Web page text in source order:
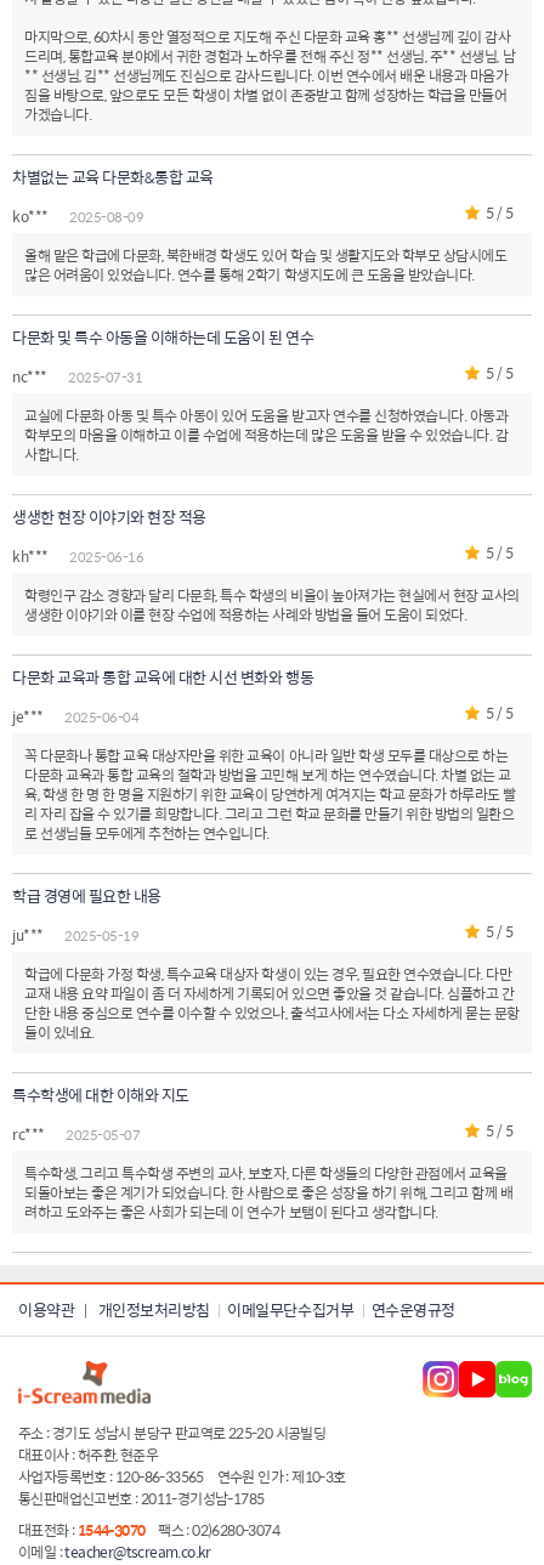
마지막으로, 60차시 동안 열정적으로 지도해 주신 다문화 교육 홍** 선생님께 깊이 감사
드리며, 통합교육 분야에서 귀한 경험과 노하우를 전해 주신 정** 선생님, 주** 선생님, 남
** 선생님, 김** 선생님께도 진심으로 감사드립니다. 이번 연수에서 배운 내용과 마음가
짐을 바탕으로, 앞으로도 모든 학생이 차별 없이 존중받고 함께 성장하는 학급을 만들어
가겠습니다.
차별없는 교육 다문화&통합 교육
ko*** 2025-08-09
5 / 5
올해 맡은 학급에 다문화, 북한배경 학생도 있어 학습 및 생활지도와 학부모 상담시에도
많은 어려움이 있었습니다. 연수를 통해 2학기 학생지도에 큰 도움을 받았습니다.
다문화 및 특수 아동을 이해하는데 도움이 된 연수
nc*** 2025-07-31
5 / 5
교실에 다문화 아동 및 특수 아동이 있어 도움을 받고자 연수를 신청하였습니다. 아동과
학부모의 마음을 이해하고 이를 수업에 적용하는데 많은 도움을 받을 수 있었습니다. 감
사합니다.
생생한 현장 이야기와 현장 적용
kh*** 2025-06-16
5 / 5
학령인구 감소 경향과 달리 다문화, 특수 학생의 비율이 높아져가는 현실에서 현장 교사의
생생한 이야기와 이를 현장 수업에 적용하는 사례와 방법을 들어 도움이 되었다.
다문화 교육과 통합 교육에 대한 시선 변화와 행동
je*** 2025-06-04
5 / 5
꼭 다문화나 통합 교육 대상자만을 위한 교육이 아니라 일반 학생 모두를 대상으로 하는
다문화 교육과 통합 교육의 철학과 방법을 고민해 보게 하는 연수였습니다. 차별 없는 교
육, 학생 한 명 한 명을 지원하기 위한 교육이 당연하게 여겨지는 학교 문화가 하루라도 빨
리 자리 잡을 수 있기를 희망합니다. 그리고 그런 학교 문화를 만들기 위한 방법의 일환으
로 선생님들 모두에게 추천하는 연수입니다.
학급 경영에 필요한 내용
ju*** 2025-05-19
5 / 5
학급에 다문화 가정 학생, 특수교육 대상자 학생이 있는 경우, 필요한 연수였습니다. 다만
교재 내용 요약 파일이 좀 더 자세하게 기록되어 있으면 좋았을 것 같습니다. 심플하고 간
단한 내용 중심으로 연수를 이수할 수 있었으나, 출석고사에서는 다소 자세하게 묻는 문항
들이 있네요.
특수학생에 대한 이해와 지도
rc*** 2025-05-07
5 / 5
특수학생, 그리고 특수학생 주변의 교사, 보호자, 다른 학생들의 다양한 관점에서 교육을
되돌아보는 좋은 계기가 되었습니다. 한 사람으로 좋은 성장을 하기 위해, 그리고 함께 배
려하고 도와주는 좋은 사회가 되는데 이 연수가 보탬이 된다고 생각합니다.
이용약관 | 개인정보처리방침 이메일무단수집거부 연수운영규정
주소 : 경기도 성남시 분당구 판교역로 225-20 시공빌딩
대표이사 : 허주환, 현준우
사업자등록번호 : 120-86-33565
연수원 인가 : 제10-3호
통신판매업신고번호 : 2011-경기성남-1785
대표전화 :1544-3070 팩스 : 02)6280-3074
이메일 :teacher@tscream.co.kr